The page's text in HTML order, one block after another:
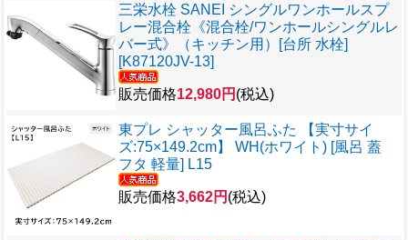
三栄水栓 SANEI シングルワンホールスプ
レー混合栓《混合栓/ワンホールシングルレ
バー式》（キッチン用）[台所 水栓]
[K87120JV-13]
販売価格12,980円 (税込)
東プレ シャッター風呂ふた 【実寸サイ
ズ:75×149.2cm】 WH(ホワイト) [風呂 蓋
フタ 軽量] L15
販売価格3,662円 (税込)